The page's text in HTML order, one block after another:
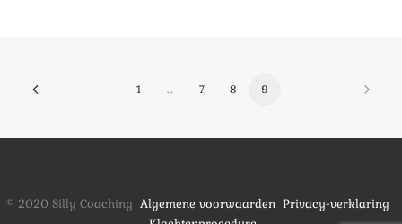
1 … 7 8 9
© 2020 Silly Coaching Algemene voorwaarden Privacy-verklaring